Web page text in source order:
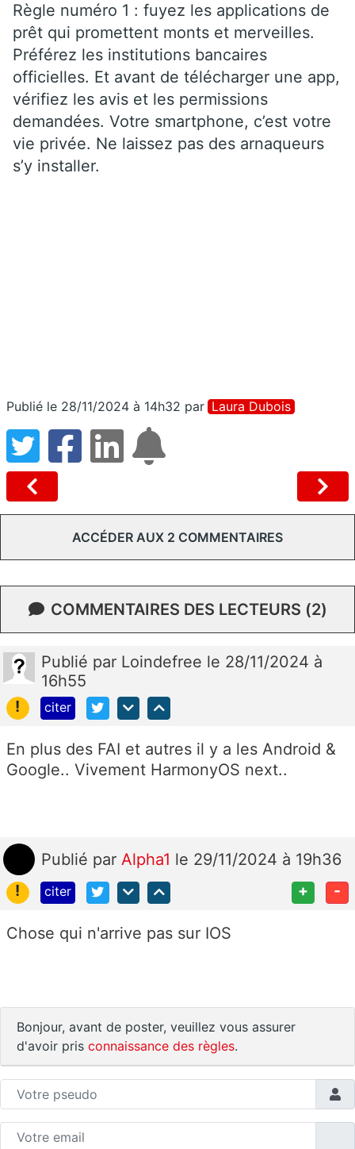
Règle numéro 1 : fuyez les applications de
prêt qui promettent monts et merveilles.
Préférez les institutions bancaires
officielles. Et avant de télécharger une app,
vérifiez les avis et les permissions
demandées. Votre smartphone, c’est votre
vie privée. Ne laissez pas des arnaqueurs
s’y installer.
Publié le 28/11/2024 à 14h32 par Laura Dubois
ACCÉDER AUX 2 COMMENTAIRES
COMMENTAIRES DES LECTEURS (2)
Publié par Loindefree le 28/11/2024 à
16h55
!
citer
En plus des FAI et autres il y a les Android &
Google.. Vivement HarmonyOS next..
Publié par Alpha1 le 29/11/2024 à 19h36
!
citer + -
Chose qui n'arrive pas sur IOS
Bonjour, avant de poster, veuillez vous assurer
d'avoir pris connaissance des règles.